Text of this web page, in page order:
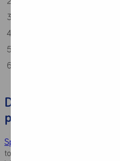
Dieta dla pacjenta
przed leczeniem
Spadek masy ciała
bywa
towarzyszących rozpoznaniu